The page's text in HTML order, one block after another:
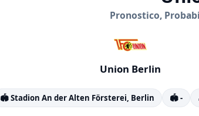
Pronostico,
Union Berlin
🏟️ Stadion An der Alten Försterei, Berlin 🏟️ -